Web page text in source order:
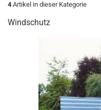
4 Artikel in dieser Kategorie
Windschutz